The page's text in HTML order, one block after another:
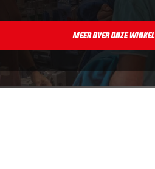
Meer Over Onze Winkel